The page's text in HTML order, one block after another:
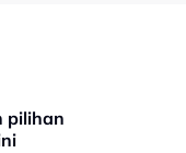
pilihan